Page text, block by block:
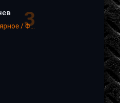
Боевик / Научно-популярное / Фантастика, фэнтези